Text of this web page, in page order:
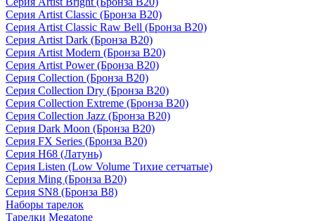
Серия Artist Classic (Бронза B20)
Серия Artist Classic Raw Bell (Бронза B20)
Серия Artist Dark (Бронза B20)
Серия Artist Modern (Бронза B20)
Серия Artist Power (Бронза B20)
Серия Collection (Бронза B20)
Серия Collection Dry (Бронза B20)
Серия Collection Extreme (Бронза B20)
Серия Collection Jazz (Бронза B20)
Серия Dark Moon (Бронза B20)
Серия FX Series (Бронза B20)
Серия H68 (Латунь)
Серия Listen (Low Volume Тихие сетчатые)
Серия Ming (Бронза B20)
Серия SN8 (Бронза B8)
Наборы тарелок
Тарелки Megatone